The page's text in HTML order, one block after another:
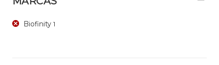
Biofinity 1